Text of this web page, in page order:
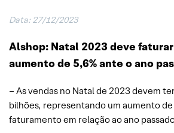
Data: 27/12/2023
Alshop: Natal 2023 deve
aumento de 5,6% ante o ano
– As vendas no Natal de 2023 devem
bilhões, representando um aumento de
faturamento em relação ao ano